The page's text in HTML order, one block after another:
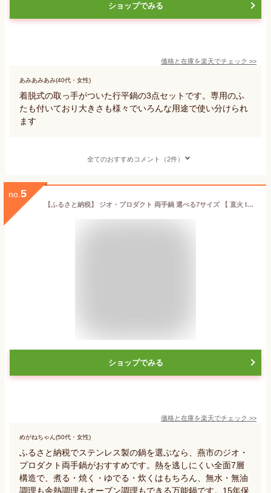
ショップでみる
価格と在庫を楽天でチェック >>
あみあみあみ(40代・女性)
着脱式の取っ手がついた行平鍋の3点セットです。専用のふ
たも付いており大きさも様々でいろんな用途で使い分けられ
ます
全てのおすすめコメント（2件）
no. 5
【ふるさと納税】 ジオ・プロダクト 両手鍋 選べる7サイズ 【 直火 IH 対応 鍋 蓋付 ステンレス 煮る 焼く 茹でる 炊く オーブン調理 万能鍋 全面7層構造 調理器具 キッチン用品 宮崎製作所 新潟県 燕市 燕三条 】 [10001487]
ショップでみる
価格と在庫を楽天でチェック >>
めがねちゃん(50代・女性)
ふるさと納税でステンレス製の鍋を選ぶなら、燕市のジオ・
プロダクト両手鍋がおすすめです。熱を逃しにくい全面7層
構造で、煮る・焼く・ゆでる・炊くはもちろん、無水・無油
調理も余熱調理もオーブン調理もできる万能鍋です。15年保